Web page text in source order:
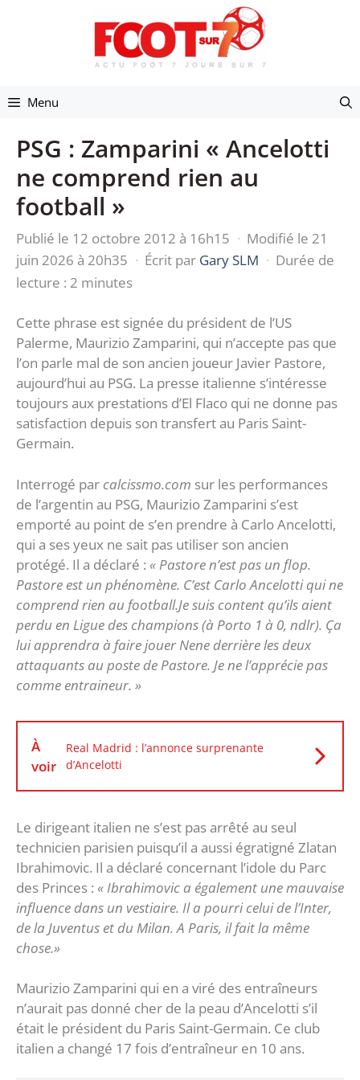
Menu
PSG : Zamparini « Ancelotti
ne comprend rien au
football »
Publié le 12 octobre 2012 à 16h15 · Modifié le 21
juin 2026 à 20h35 · Écrit par Gary SLM · Durée de
lecture : 2 minutes
Cette phrase est signée du président de l’US
Palerme, Maurizio Zamparini, qui n’accepte pas que
l’on parle mal de son ancien joueur Javier Pastore,
aujourd’hui au PSG. La presse italienne s’intéresse
toujours aux prestations d’El Flaco qui ne donne pas
satisfaction depuis son transfert au Paris Saint-
Germain.
Interrogé par calcissmo.com sur les performances
de l’argentin au PSG, Maurizio Zamparini s’est
emporté au point de s’en prendre à Carlo Ancelotti,
qui a ses yeux ne sait pas utiliser son ancien
protégé. Il a déclaré : « Pastore n’est pas un flop.
Pastore est un phénomène. C’est Carlo Ancelotti qui ne
comprend rien au football.Je suis content qu’ils aient
perdu en Ligue des champions (à Porto 1 à 0, ndlr). Ça
lui apprendra à faire jouer Nene derrière les deux
attaquants au poste de Pastore. Je ne l’apprécie pas
comme entraineur. »
À
voir
Real Madrid : l’annonce surprenante
d’Ancelotti
Le dirigeant italien ne s’est pas arrêté au seul
technicien parisien puisqu’il a aussi égratigné Zlatan
Ibrahimovic. Il a déclaré concernant l’idole du Parc
des Princes : « Ibrahimovic a également une mauvaise
influence dans un vestiaire. Il a pourri celui de l’Inter,
de la Juventus et du Milan. A Paris, il fait la même
chose.»
Maurizio Zamparini qui en a viré des entraîneurs
n’aurait pas donné cher de la peau d’Ancelotti s’il
était le président du Paris Saint-Germain. Ce club
italien a changé 17 fois d’entraîneur en 10 ans.